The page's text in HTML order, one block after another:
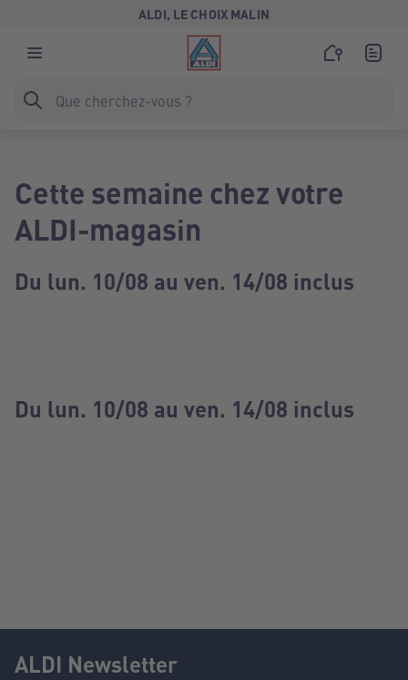
ALDI, LE CHOIX MALIN
Cette semaine chez votre
ALDI-magasin
Du lun. 10/08 au ven. 14/08 inclus
Du lun. 10/08 au ven. 14/08 inclus
ALDI Newsletter